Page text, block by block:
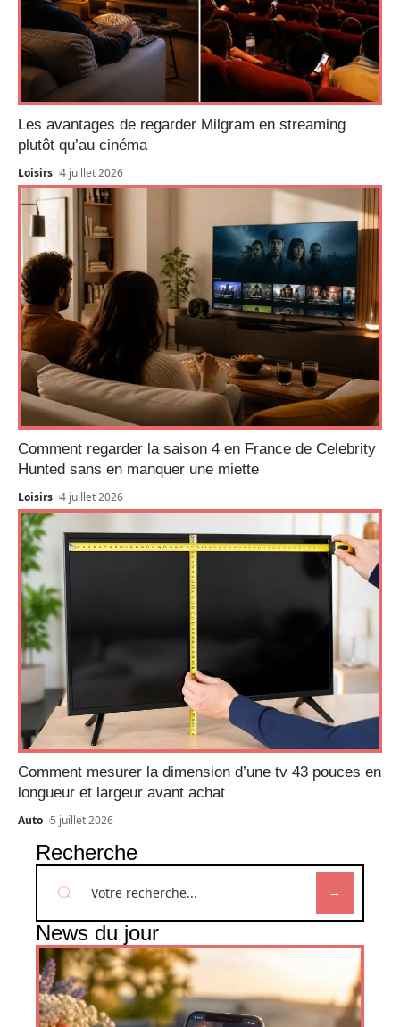
Les avantages de regarder Milgram en streaming
plutôt qu’au cinéma
Loisirs 4 juillet 2026
Comment regarder la saison 4 en France de Celebrity
Hunted sans en manquer une miette
Loisirs 4 juillet 2026
Comment mesurer la dimension d’une tv 43 pouces en
longueur et largeur avant achat
Auto 5 juillet 2026
Recherche
News du jour